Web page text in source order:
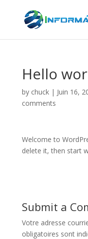
Hello
by chuck| Juin 16,
comments
Welcome to
delete it, then start
Submit a
Votre adresse
obligatoires sont